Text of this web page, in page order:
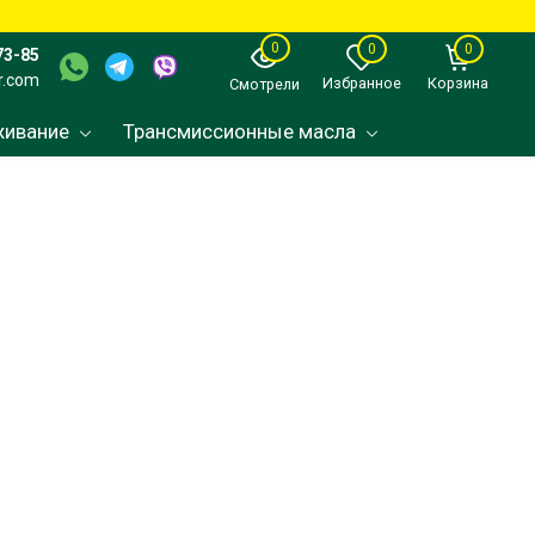
85
0
Смотрели
0
Избранное
0
Корзина
Трансмиссионные масла